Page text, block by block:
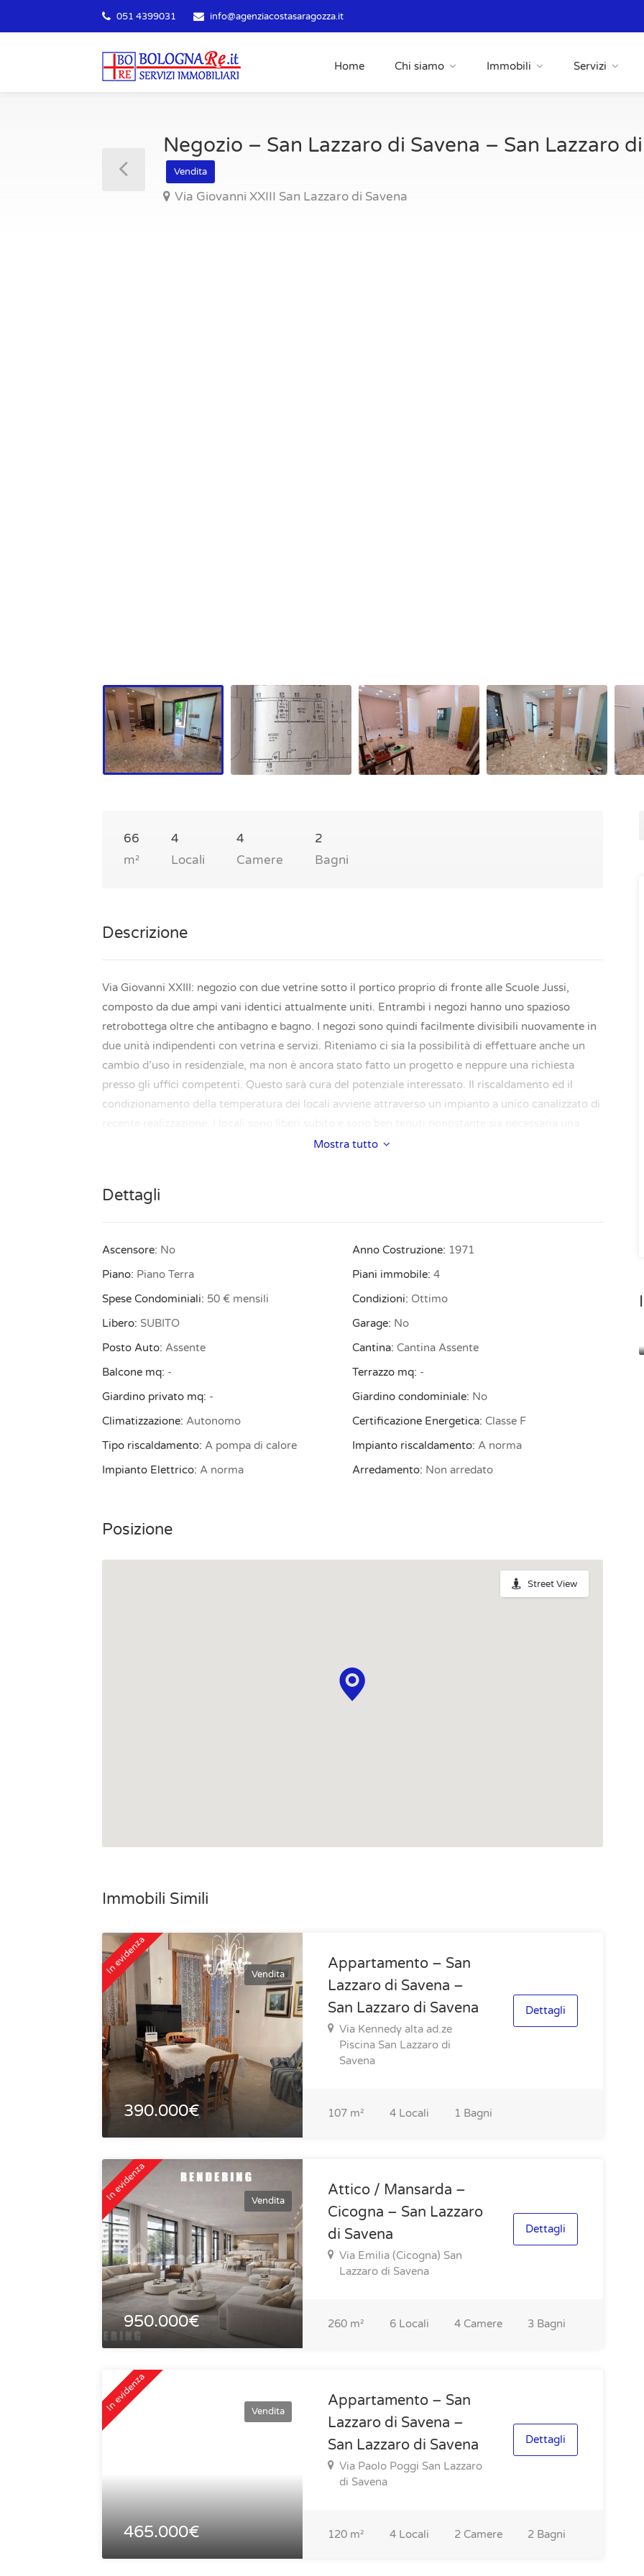
051 4399031 info@agenziacostasaragozza.it
Home Chi siamo Immobili Servizi
Negozio – San Lazzaro di Savena – San Lazzaro
Vendita
Via Giovanni XXIII San Lazzaro di Savena
66
m²
4
Locali
4
Camere
2
Bagni
Descrizione
Via Giovanni XXIII: negozio con due vetrine sotto il portico proprio di fronte alle Scuole Jussi,
composto da due ampi vani identici attualmente uniti. Entrambi i negozi hanno uno spazioso
retrobottega oltre che antibagno e bagno. I negozi sono quindi facilmente divisibili nuovamente in
due unità indipendenti con vetrina e servizi. Riteniamo ci sia la possibilità di effettuare anche un
cambio d’uso in residenziale, ma non è ancora stato fatto un progetto e neppure una richiesta
presso gli uffici competenti. Questo sarà cura del potenziale interessato. Il riscaldamento ed il
condizionamento della temperatura dei locali avviene attraverso un impianto a unico canalizzato di
personalizzazione delle finiture. (APE F 125) Per visionare ulteriori fotografie e/o planimetrie
immobile/ e se vuoi una stima più puntuale non esitare a contattarci allo 0514399031 Hai un
Mostra tutto
Dettagli
Ascensore: No Anno Costruzione: 1971
Piano: Piano Terra Piani immobile:4
Spese Condominiali: 50 € mensili Condizioni: Ottimo
Libero: SUBITO Garage: No
Posto Auto: Assente Cantina: Cantina Assente
Balcone mq: - Terrazzo mq: -
Giardino privato mq: - Giardino condominiale: No
Climatizzazione: Autonomo Certificazione Energetica: Classe F
Tipo riscaldamento: A pompa di calore Impianto riscaldamento: A norma
Impianto Elettrico: A norma Arredamento: Non arredato
Posizione
Street View
Immobili Simili
In evidenza Vendita
390.000€
Appartamento – San
Lazzaro di Savena –
San Lazzaro di Savena
Via Kennedy alta ad.ze
Piscina San Lazzaro di
Savena
Dettagli
107m² 4Locali 1 Bagni
In evidenza Vendita
950.000€
Attico / Mansarda –
Cicogna – San Lazzaro
di Savena
Via Emilia (Cicogna) San
Lazzaro di Savena
Dettagli
260m² 6Locali 4Camere 3Bagni
In evidenza Vendita
465.000€
Appartamento – San
Lazzaro di Savena –
San Lazzaro di Savena
Via Paolo Poggi San Lazzaro
di Savena
Dettagli
120m² 4Locali 2Camere 2Bagni